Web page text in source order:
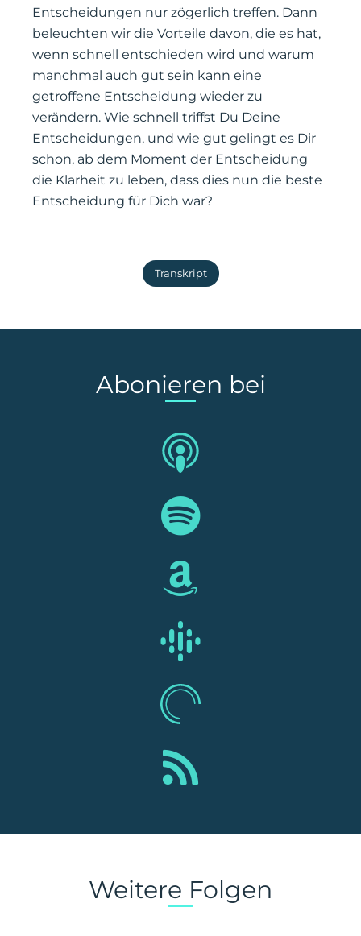
Entscheidungen nur zögerlich treffen. Dann
beleuchten wir die Vorteile davon, die es hat,
wenn schnell entschieden wird und warum
manchmal auch gut sein kann eine
getroffene Entscheidung wieder zu
verändern. Wie schnell triffst Du Deine
Entscheidungen, und wie gut gelingt es Dir
schon, ab dem Moment der Entscheidung
die Klarheit zu leben, dass dies nun die beste
Entscheidung für Dich war?
Transkript
Abonieren bei
Weitere Folgen